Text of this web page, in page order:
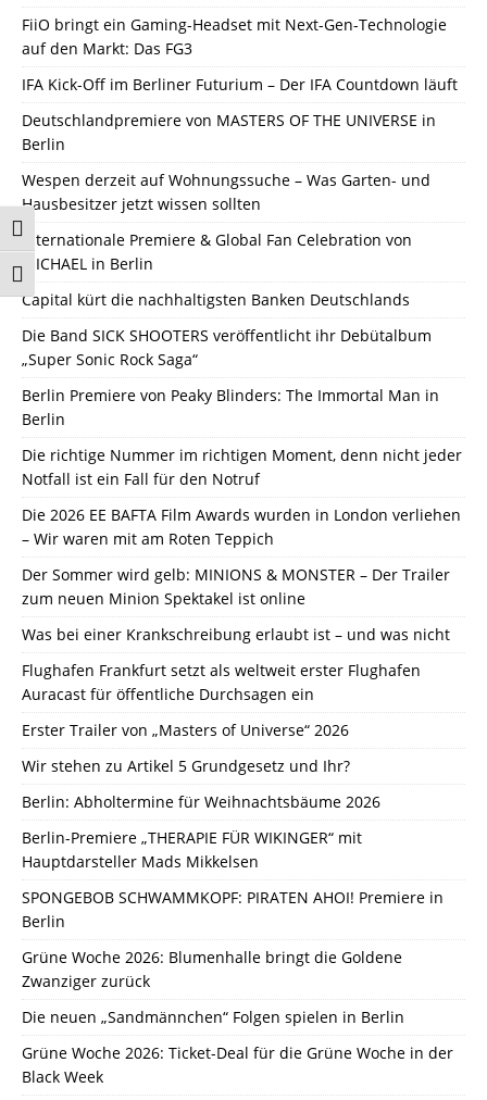
Umschalten auf hohe Kontraste
Schrift vergrößern
FiiO bringt ein Gaming-Headset mit Next-Gen-Technologie
auf den Markt: Das FG3
IFA Kick-Off im Berliner Futurium – Der IFA Countdown läuft
Deutschlandpremiere von MASTERS OF THE UNIVERSE in
Berlin
Wespen derzeit auf Wohnungssuche – Was Garten- und
Hausbesitzer jetzt wissen sollten
Internationale Premiere & Global Fan Celebration von
MICHAEL in Berlin
Capital kürt die nachhaltigsten Banken Deutschlands
Die Band SICK SHOOTERS veröffentlicht ihr Debütalbum
„Super Sonic Rock Saga“
Berlin Premiere von Peaky Blinders: The Immortal Man in
Berlin
Die richtige Nummer im richtigen Moment, denn nicht jeder
Notfall ist ein Fall für den Notruf
Die 2026 EE BAFTA Film Awards wurden in London verliehen
– Wir waren mit am Roten Teppich
Der Sommer wird gelb: MINIONS & MONSTER – Der Trailer
zum neuen Minion Spektakel ist online
Was bei einer Krankschreibung erlaubt ist – und was nicht
Flughafen Frankfurt setzt als weltweit erster Flughafen
Auracast für öffentliche Durchsagen ein
Erster Trailer von „Masters of Universe“ 2026
Wir stehen zu Artikel 5 Grundgesetz und Ihr?
Berlin: Abholtermine für Weihnachtsbäume 2026
Berlin-Premiere „THERAPIE FÜR WIKINGER“ mit
Hauptdarsteller Mads Mikkelsen
SPONGEBOB SCHWAMMKOPF: PIRATEN AHOI! Premiere in
Berlin
Grüne Woche 2026: Blumenhalle bringt die Goldene
Zwanziger zurück
Die neuen „Sandmännchen“ Folgen spielen in Berlin
Grüne Woche 2026: Ticket-Deal für die Grüne Woche in der
Black Week